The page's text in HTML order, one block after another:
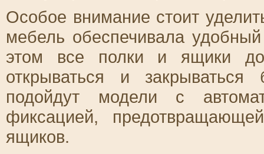
Особое внимание стоит
мебель обеспечивала
этом все полки и ящики
открываться и
подойдут модели с
фиксацией,
ящиков.